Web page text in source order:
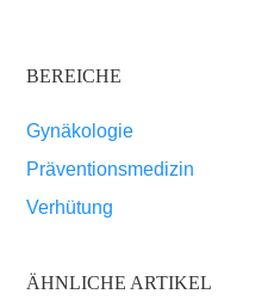
BEREICHE
Gynäkologie
Präventionsmedizin
Verhütung
ÄHNLICHE ARTIKEL